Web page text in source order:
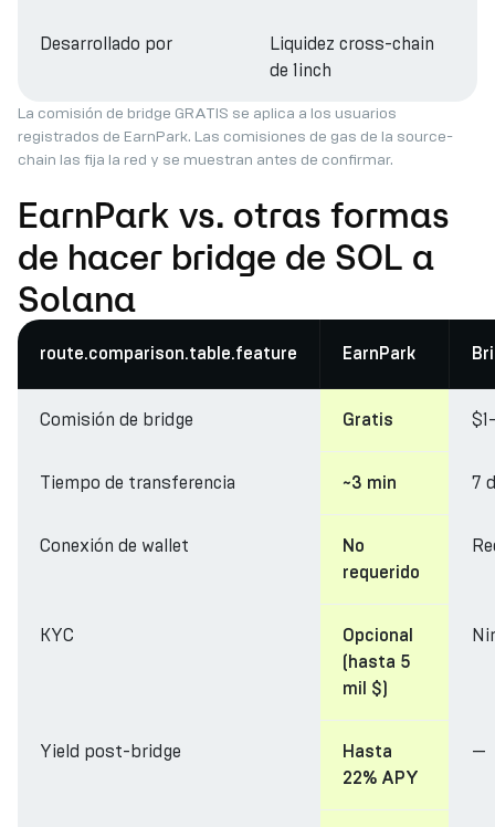
Desarrollado por
Liquidez cross-chain
de 1inch
La comisión de bridge GRATIS se aplica a los usuarios
registrados de EarnPark. Las comisiones de gas de la source-
chain las fija la red y se muestran antes de confirmar.
EarnPark vs. otras formas
de hacer bridge de SOL a
Solana
route.comparison.table.feature EarnPark
Comisión de bridge Gratis
Tiempo de transferencia ~3 min 7
Conexión de wallet
No
requerido
KYC
Opcional
(hasta 5
mil $)
Yield post-bridge
Hasta
22% APY
—